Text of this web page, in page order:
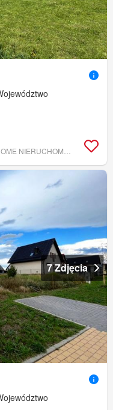
7 Zdjęcia